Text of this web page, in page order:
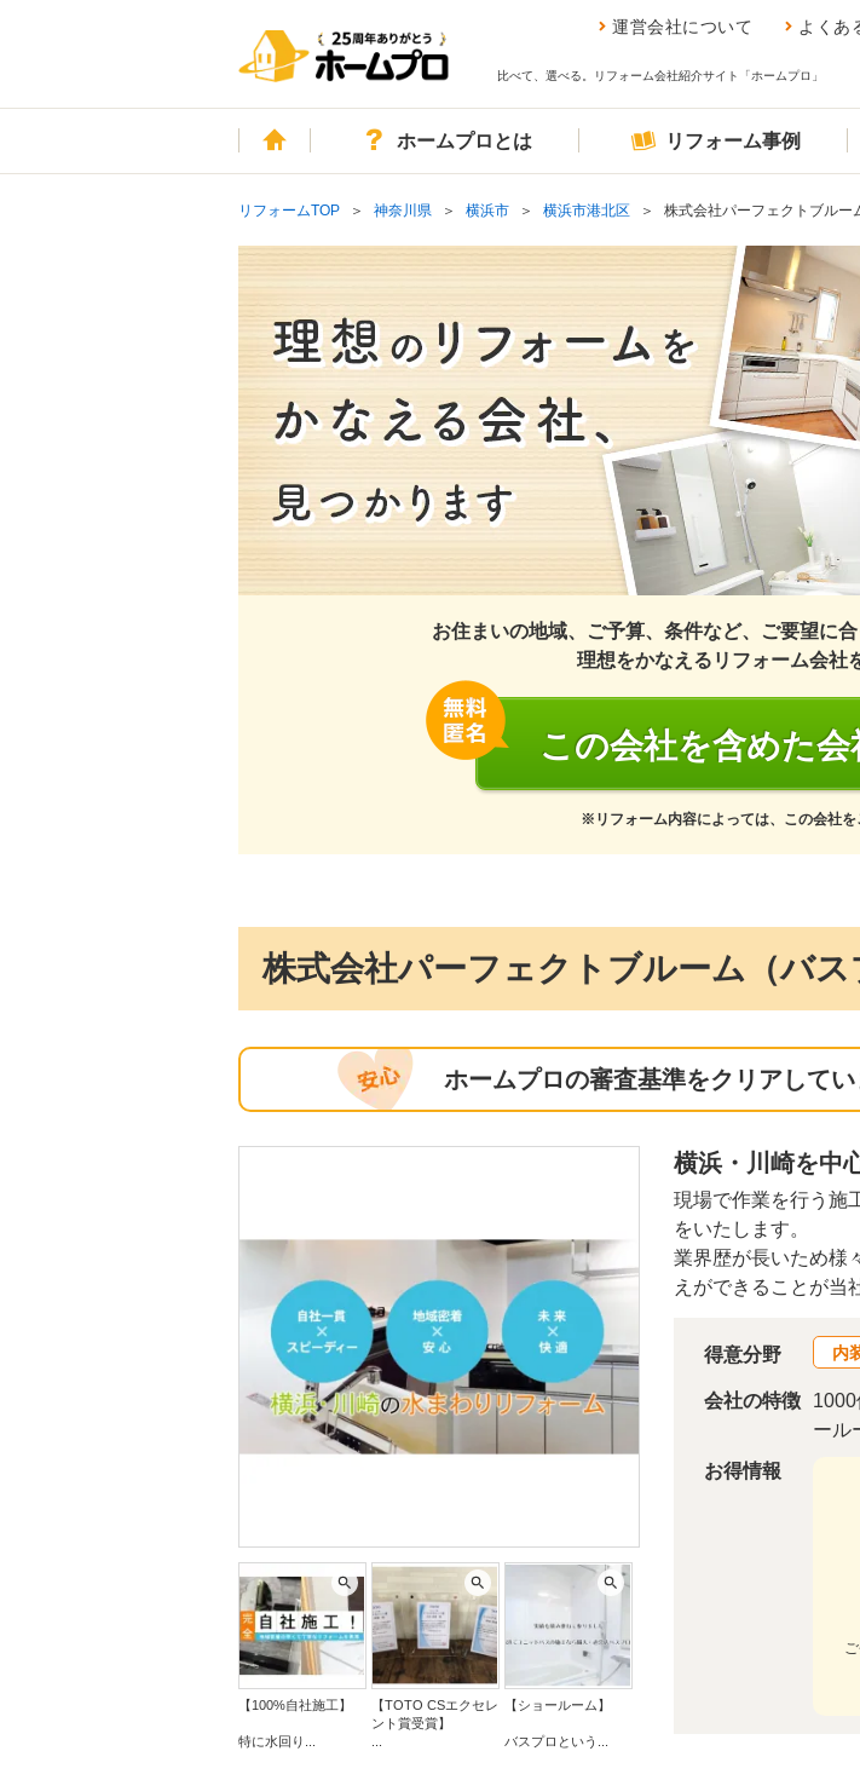
運営会社について よくあ
比べて、選べる。リフォーム会社紹介サイト「ホームプロ」
ホームホームプロとは リフォーム事例
リフォームTOP 神奈川県 横浜市 横浜市港北区 株式会社パーフェクトブルー
お住まいの地域、ご予算、条件など、ご要望に
理想をかなえるリフォーム会社
この会社を含めた
※リフォーム内容によっては、この会社を
株式会社パーフェクトブルーム（バス
ホームプロの審査基準をクリアしてい
【100%自社施工】
特に水回り...
【TOTO CSエクセレ
ント賞受賞】
【ショールーム】
バスプロという...
横浜・川崎を中
現場で作業を行う施
をいたします。
業界歴が長いため様
えができることが当
得意分野 内
会社の特徴
ール
お得情報